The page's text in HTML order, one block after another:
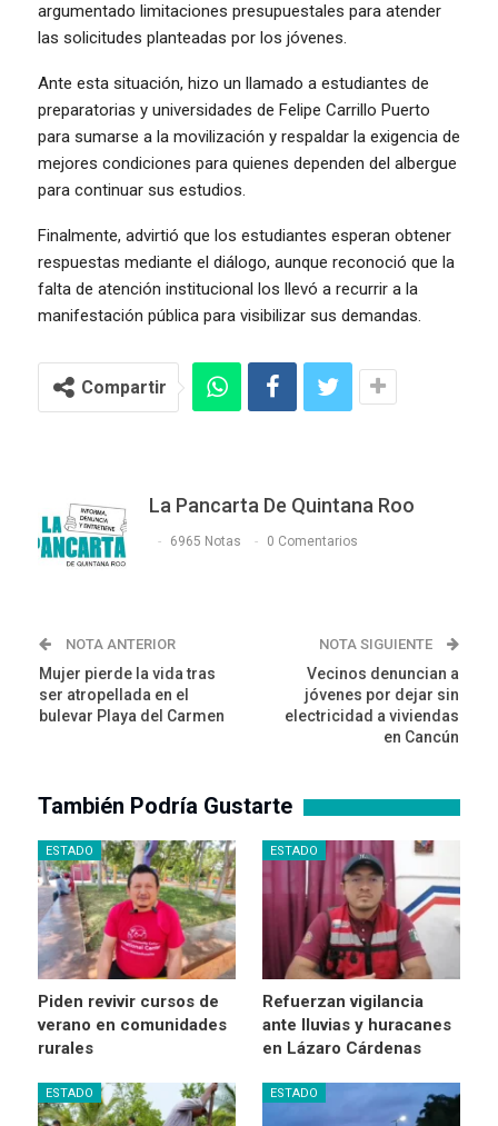
argumentado limitaciones presupuestales para atender
las solicitudes planteadas por los jóvenes.
Ante esta situación, hizo un llamado a estudiantes de
preparatorias y universidades de Felipe Carrillo Puerto
para sumarse a la movilización y respaldar la exigencia de
mejores condiciones para quienes dependen del albergue
para continuar sus estudios.
Finalmente, advirtió que los estudiantes esperan obtener
respuestas mediante el diálogo, aunque reconoció que la
falta de atención institucional los llevó a recurrir a la
manifestación pública para visibilizar sus demandas.
Compartir
La Pancarta De Quintana Roo
6965 Notas 0 Comentarios
NOTA ANTERIOR
Mujer pierde la vida tras
ser atropellada en el
bulevar Playa del Carmen
NOTA SIGUIENTE
Vecinos denuncian a
jóvenes por dejar sin
electricidad a viviendas
en Cancún
También Podría Gustarte
ESTADO
Piden revivir cursos de
verano en comunidades
rurales
ESTADO
Refuerzan vigilancia
ante lluvias y huracanes
en Lázaro Cárdenas
ESTADO ESTADO